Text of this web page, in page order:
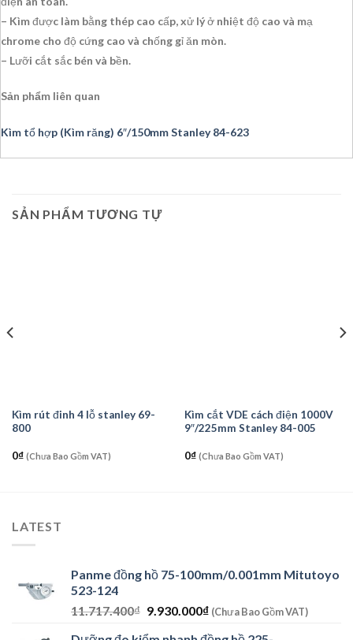
– Kìm được làm bằng thép cao cấp, xử lý ở nhiệt độ cao và mạ
chrome cho độ cứng cao và chống gỉ ăn mòn.
– Lưỡi cắt sắc bén và bền.
Sản phẩm liên quan
Kìm tổ hợp (Kìm răng) 6″/150mm Stanley 84-623
SẢN PHẨM TƯƠNG TỰ
Kìm rút đinh 4 lỗ stanley 69-
800
0₫ (Chưa Bao Gồm VAT)
Kìm cắt VDE cách điện 1000V
9″/225mm Stanley 84-005
0₫ (Chưa Bao Gồm VAT)
LATEST
Panme đồng hồ 75-100mm/0.001mm Mitutoyo
523-124
11.717.400₫ Giá
9.930.000₫Giá
(Chưa Bao Gồm VAT)